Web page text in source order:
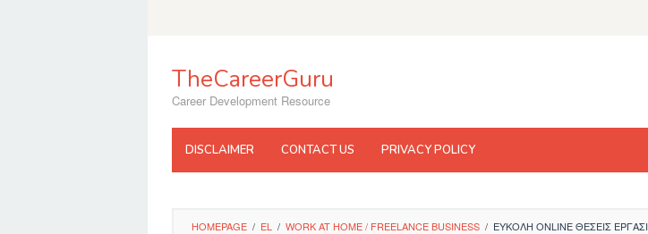
TheCareerGuru
Career Development Resource
DISCLAIMER CONTACT US PRIVACY POLICY
HOMEPAGE / EL / WORK AT HOME / FREELANCE BUSINESS / ΕΎΚΟΛΗ ONLINE ΘΈΣΕΙΣ